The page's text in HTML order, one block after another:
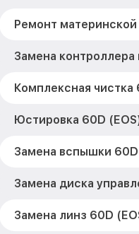
Ремонт
Замена контроллера
Комплексная чистка
Юстировка 60D
Замена вспышки 60D
Замена диска
Замена линз 60D